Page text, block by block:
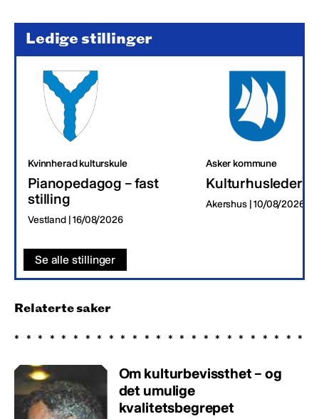
Ledige stillinger
Kvinnherad kulturskule
Pianopedagog – fast
stilling
Vestland | 16/08/2026
Asker kommune
Kulturhusleder
Akershus | 10/08/2026
Se alle stillinger
Relaterte saker
Om kulturbevissthet – og
det umulige
kvalitetsbegrepet